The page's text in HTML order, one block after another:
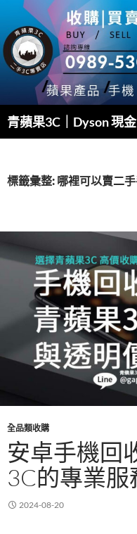
主
要
搜
尋
標籤彙整: 哪裡可以賣二
全品類收購
安卓手機回
3C的專業
2024-08-20